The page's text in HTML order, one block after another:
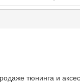
тюнинга и